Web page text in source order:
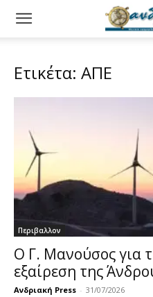
Ετικέτα: ΑΠΕ
Περιβαλλον
Ο Γ. Μανούσος για
εξαίρεση της
Ανδριακή Press - 31/07/2026